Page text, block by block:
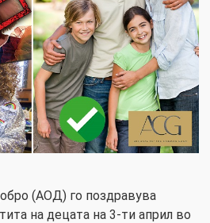
(АOД) го поздравува
на децата на 3-ти април во